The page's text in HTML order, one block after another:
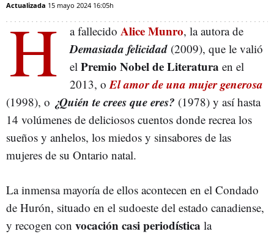
Actualizada 15 mayo 2024 16:05h
H a fallecido Alice Munro, la autora de
Demasiada felicidad (2009), que le valió
el Premio Nobel de Literatura en el
2013, oEl amor de una mujer generosa
(1998), o ¿Quién te crees que eres? (1978) y así hasta
14 volúmenes de deliciosos cuentos donde recrea los
sueños y anhelos, los miedos y sinsabores de las
mujeres de su Ontario natal.
La inmensa mayoría de ellos acontecen en el Condado
de Hurón, situado en el sudoeste del estado canadiense,
y recogen con vocación casi periodística la